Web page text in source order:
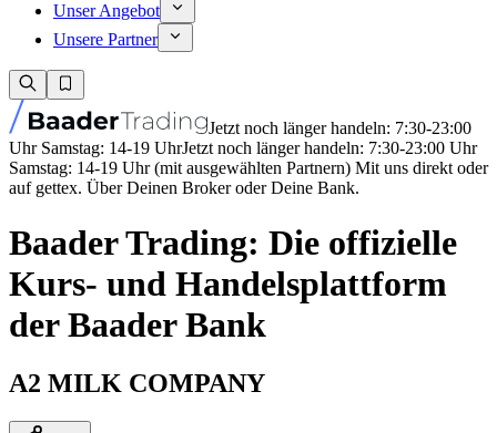
Unser Angebot
Unsere Partner
Jetzt noch länger handeln: 7:30-23:00
Uhr Samstag: 14-19 UhrJetzt noch länger handeln: 7:30-23:00 Uhr
Samstag: 14-19 Uhr (mit ausgewählten Partnern) Mit uns direkt oder
auf gettex. Über Deinen Broker oder Deine Bank.
Baader Trading: Die offizielle
Kurs- und Handelsplattform
der Baader Bank
A2 MILK COMPANY